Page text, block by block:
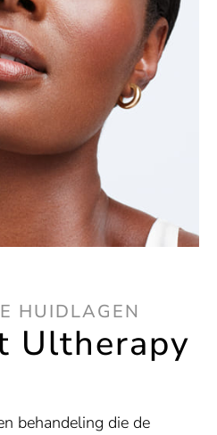
HUIDLAGEN
Ultherapy
behandeling die de